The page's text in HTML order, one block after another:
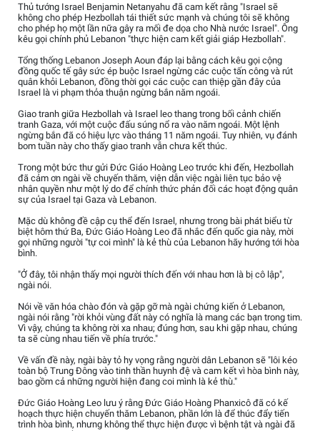
Thủ tướng Israel Benjamin Netanyahu đã cam kết rằng "Israel sẽ
không cho phép Hezbollah tái thiết sức mạnh và chúng tôi sẽ không
cho phép họ một lần nữa gây ra mối đe dọa cho Nhà nước Israel". Ông
kêu gọi chính phủ Lebanon "thực hiện cam kết giải giáp Hezbollah".
Tổng thống Lebanon Joseph Aoun đáp lại bằng cách kêu gọi cộng
đồng quốc tế gây sức ép buộc Israel ngừng các cuộc tấn công và rút
quân khỏi Lebanon, đồng thời gọi các cuộc can thiệp gần đây của
Israel là vi phạm thỏa thuận ngừng bắn năm ngoái.
Giao tranh giữa Hezbollah và Israel leo thang trong bối cảnh chiến
tranh Gaza, với một cuộc đấu súng nổ ra vào năm ngoái. Một lệnh
ngừng bắn đã có hiệu lực vào tháng 11 năm ngoái. Tuy nhiên, vụ đánh
bom tuần này cho thấy giao tranh vẫn chưa kết thúc.
Trong một bức thư gửi Đức Giáo Hoàng Leo trước khi đến, Hezbollah
đã cảm ơn ngài về chuyến thăm, viện dẫn việc ngài liên tục bảo vệ
nhân quyền như một lý do để chính thức phản đối các hoạt động quân
sự của Israel tại Gaza và Lebanon.
Mặc dù không đề cập cụ thể đến Israel, nhưng trong bài phát biểu từ
biệt hôm thứ Ba, Đức Giáo Hoàng Leo đã nhắc đến quốc gia này, mời
gọi những người "tự coi mình" là kẻ thù của Lebanon hãy hướng tới hòa
bình.
"Ở đây, tôi nhận thấy mọi người thích đến với nhau hơn là bị cô lập",
ngài nói.
Nói về văn hóa chào đón và gặp gỡ mà ngài chứng kiến ở Lebanon,
ngài nói rằng "rời khỏi vùng đất này có nghĩa là mang các bạn trong tim.
Vì vậy, chúng ta không rời xa nhau; đúng hơn, sau khi gặp nhau, chúng
ta sẽ cùng nhau tiến về phía trước."
Về vấn đề này, ngài bày tỏ hy vọng rằng người dân Lebanon sẽ "lôi kéo
toàn bộ Trung Đông vào tinh thần huynh đệ và cam kết vì hòa bình này,
bao gồm cả những người hiện đang coi mình là kẻ thù."
Đức Giáo Hoàng Leo lưu ý rằng Đức Giáo Hoàng Phanxicô đã có kế
hoạch thực hiện chuyến thăm Lebanon, phần lớn là để thúc đẩy tiến
trình hòa bình, nhưng không thể thực hiện được vì bệnh tật và ngài đã